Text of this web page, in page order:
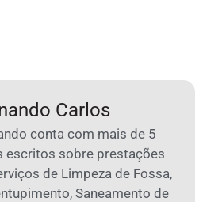
Carlos
conta com mais de 5
escritos sobre prestações
de Limpeza de Fossa,
Saneamento de